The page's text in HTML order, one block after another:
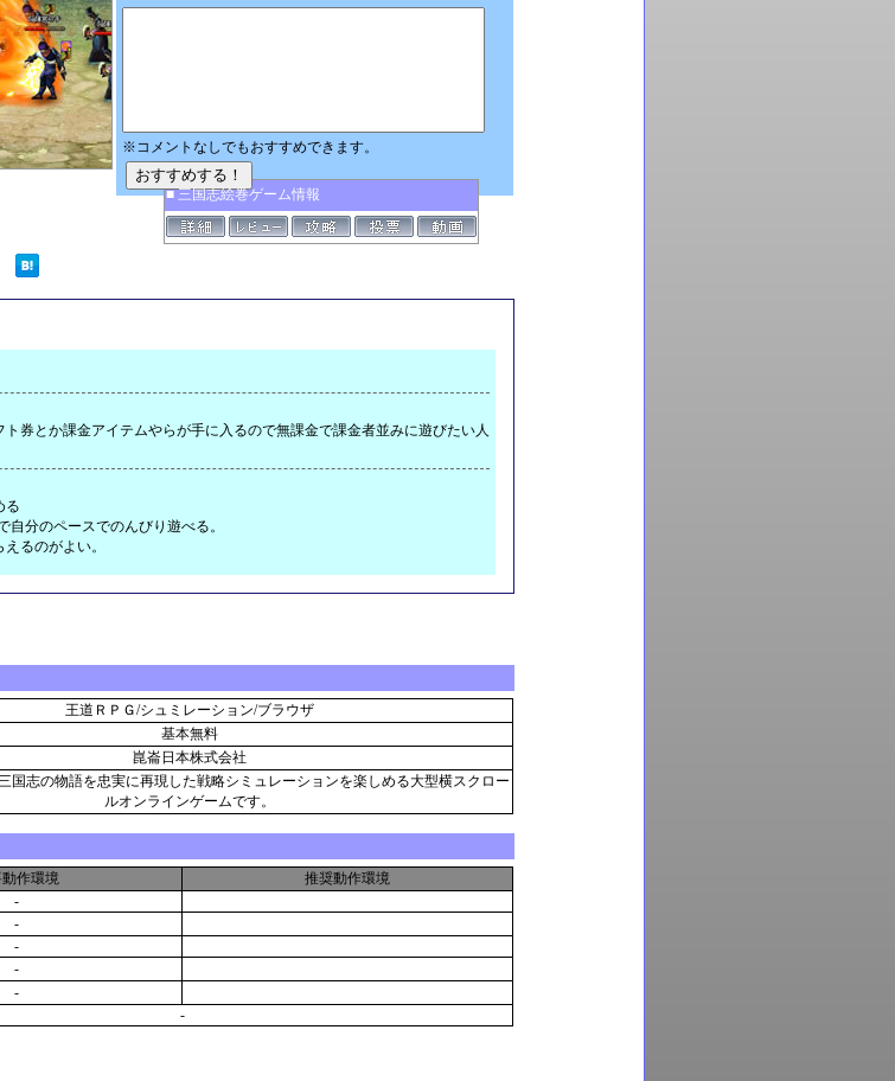
※コメントなしでもおすすめできます。
■ 三国志絵巻ゲーム情報
券とか課金アイテムやらが手に入るので無課金で課金者並みに遊びたい人
る
分のペースでのんびり遊べる。
るのがよい。
王道ＲＰＧ/シュミレーション/ブラウザ
基本無料
崑崙日本株式会社
国志の物語を忠実に再現した戦略シミュレーションを楽しめる大型横スクロー
ルオンラインゲームです。
動作環境
推奨動作環境
-
-
-
-
-
-